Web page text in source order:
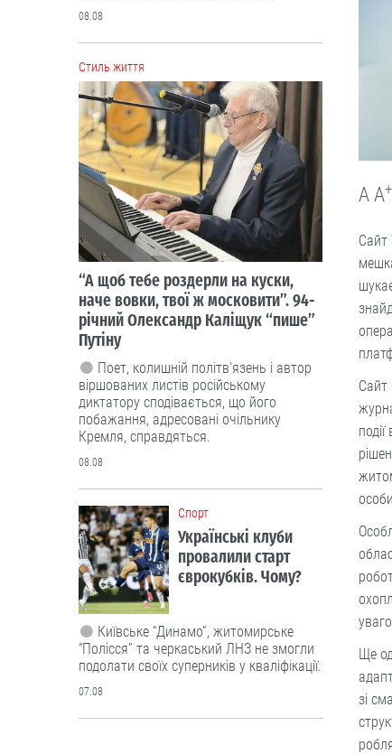
A A+
Сайт
Сайт
Ще
зі
08.08
Cтиль життя
“А щоб тебе роздерли на куски,
наче вовки, твої ж московити”. 94-
річний Олександр Каліщук “пише”
Путіну
Поет, колишній політв'язень і автор
віршованих листів російському
диктатору сподівається, що його
побажання, адресовані очільнику
Кремля, справдяться.
08.08
Cпорт
Українські клуби
провалили старт
єврокубків. Чому?
Київське “Динамо”, житомирське
“Полісся” та черкаський ЛНЗ не змогли
подолати своїх суперників у кваліфікації.
07.08